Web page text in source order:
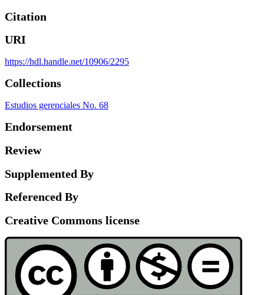
Citation
URI
https://hdl.handle.net/10906/2295
Collections
Estudios gerenciales No. 68
Endorsement
Review
Supplemented By
Referenced By
Creative Commons license